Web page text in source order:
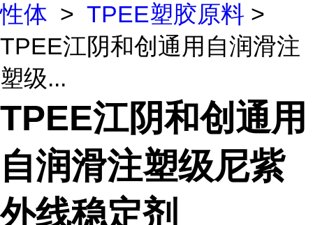
性体 > TPEE塑胶原料 >
TPEE江阴和创通用自润滑注
塑级...
TPEE江阴和创通用
自润滑注塑级尼紫
外线稳定剂